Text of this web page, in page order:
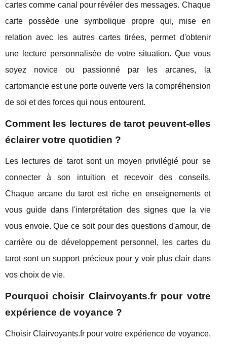
cartes comme canal pour révéler des messages. Chaque
carte possède une symbolique propre qui, mise en
relation avec les autres cartes tirées, permet d'obtenir
une lecture personnalisée de votre situation. Que vous
soyez novice ou passionné par les arcanes, la
cartomancie est une porte ouverte vers la compréhension
de soi et des forces qui nous entourent.
Comment les lectures de tarot peuvent-elles
éclairer votre quotidien ?
Les lectures de tarot sont un moyen privilégié pour se
connecter à son intuition et recevoir des conseils.
Chaque arcane du tarot est riche en enseignements et
vous guide dans l'interprétation des signes que la vie
vous envoie. Que ce soit pour des questions d'amour, de
carrière ou de développement personnel, les cartes du
tarot sont un support précieux pour y voir plus clair dans
vos choix de vie.
Pourquoi choisir Clairvoyants.fr pour votre
expérience de voyance ?
Choisir Clairvoyants.fr pour votre expérience de voyance,